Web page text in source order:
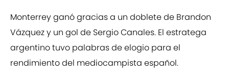
Monterrey ganó gracias a un doblete de Brandon
Vázquez y un gol de Sergio Canales. El estratega
argentino tuvo palabras de elogio para el
rendimiento del mediocampista español.